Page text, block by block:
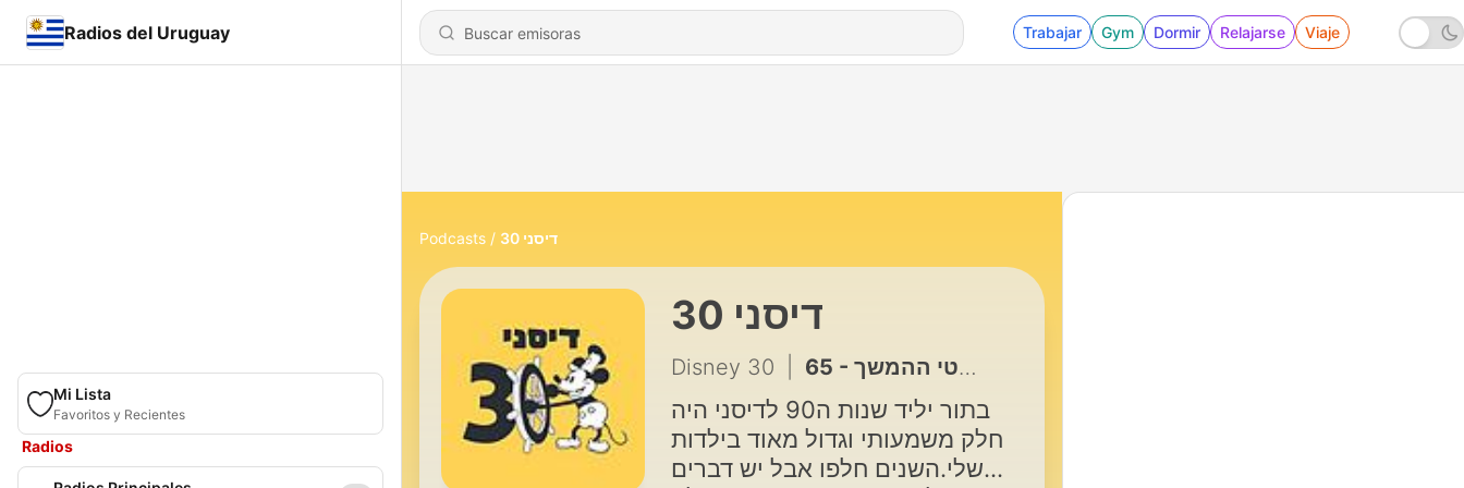
Radios del Uruguay Trabajar Gym Dormir Relajarse Viaje
Mi Lista
Favoritos y Recientes
Radios
Podcasts דיסני 30
דיסני 30
Disney 30
בתור יליד שנות ה90 לדיסני היה
חלק משמעותי וגדול מאוד בילדות
שלי.השנים חלפו אבל יש דברים